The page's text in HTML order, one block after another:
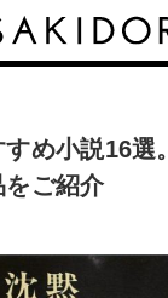
め小説16選
をご紹介